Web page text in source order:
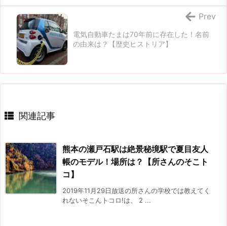
電気自動車たまは70年前に存在した！名前
の由来は？【歴史ヒストリア】
Prev
関連記事
熊本の瀬戸石駅は絶景秘境駅で夏目友人
帳のモデル！場所は？【所さんのそこト
コ】
2019年11月29日放送の所さんの学校では教えてく
れないそこんトコロ!は、 2 ...